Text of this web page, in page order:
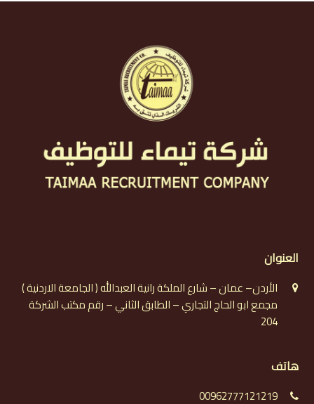
العنوان
الأردن– عمان – شارع الملكة رانية العبدالله ( الجامعة الاردنية )
مجمع ابو الحاج التجاري – الطابق الثاني – رقم مكتب الشركة
204
هاتف
00962777121219